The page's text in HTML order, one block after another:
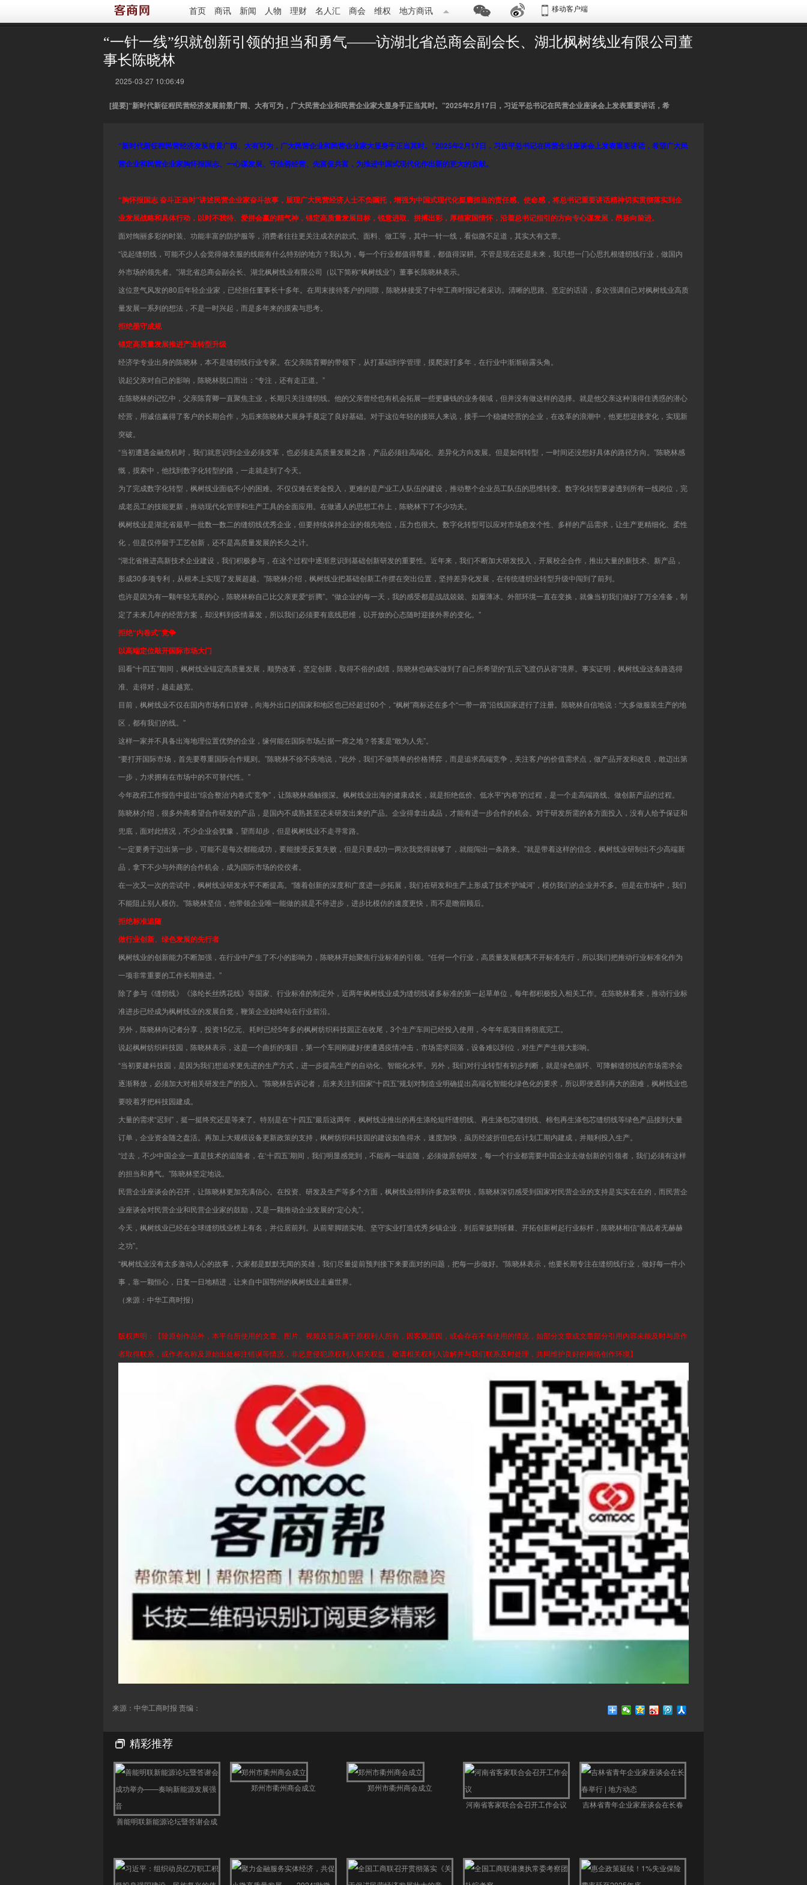
首页 商讯 新闻 人物 理财 名人汇 商会 维权 地方商讯 移动客户端
您当前的位置 ： 图文频道 图说天下
“一针一线”织就创新引领的担当和勇气——访湖北省总商会副会长、湖北枫树线业有限公司董
事长陈晓林
2025-03-27 10:06:49
[提要]“新时代新征程民营经济发展前景广阔、大有可为，广大民营企业和民营企业家大显身手正当其时。”2025年2月17日，习近平总书记在民营企业座谈会上发表重要讲话，希
“新时代新征程民营经济发展前景广阔、大有可为，广大民营企业和民营企业家大显身手正当其时。”2025年2月17日，习近平总书记在民营企业座谈会上发表重要讲话，希望广大民
营企业和民营企业家胸怀报国志、一心谋发展、守法善经营、先富促共富，为推进中国式现代化作出新的更大的贡献。
“胸怀报国志 奋斗正当时”讲述民营企业家奋斗故事，展现广大民营经济人士不负嘱托，增强为中国式现代化挺膺担当的责任感、使命感，将总书记重要讲话精神切实贯彻落实到企
业发展战略和具体行动，以时不我待、爱拼会赢的精气神，锚定高质量发展目标，锐意进取、拼搏出彩，厚植家国情怀，沿着总书记指引的方向专心谋发展，昂扬向前进。
面对绚丽多彩的时装、功能丰富的防护服等，消费者往往更关注成衣的款式、面料、做工等，其中一针一线，看似微不足道，其实大有文章。
“说起缝纫线，可能不少人会觉得做衣服的线能有什么特别的地方？我认为，每一个行业都值得尊重，都值得深耕。不管是现在还是未来，我只想一门心思扎根缝纫线行业，做国内
外市场的领先者。”湖北省总商会副会长、湖北枫树线业有限公司（以下简称“枫树线业”）董事长陈晓林表示。
这位意气风发的80后年轻企业家，已经担任董事长十多年。在周末接待客户的间隙，陈晓林接受了中华工商时报记者采访。清晰的思路、坚定的话语，多次强调自己对枫树线业高质
量发展一系列的想法，不是一时兴起，而是多年来的摸索与思考。
拒绝墨守成规
锚定高质量发展推进产业转型升级
经济学专业出身的陈晓林，本不是缝纫线行业专家。在父亲陈育卿的带领下，从打基础到学管理，摸爬滚打多年，在行业中渐渐崭露头角。
说起父亲对自己的影响，陈晓林脱口而出：“专注，还有走正道。”
在陈晓林的记忆中，父亲陈育卿一直聚焦主业，长期只关注缝纫线。他的父亲曾经也有机会拓展一些更赚钱的业务领域，但并没有做这样的选择。就是他父亲这种顶得住诱惑的潜心
经营，用诚信赢得了客户的长期合作，为后来陈晓林大展身手奠定了良好基础。对于这位年轻的接班人来说，接手一个稳健经营的企业，在改革的浪潮中，他更想迎接变化，实现新
突破。
“当初遭遇金融危机时，我们就意识到企业必须变革，也必须走高质量发展之路，产品必须往高端化、差异化方向发展。但是如何转型，一时间还没想好具体的路径方向。”陈晓林感
慨，摸索中，他找到数字化转型的路，一走就走到了今天。
为了完成数字化转型，枫树线业面临不小的困难。不仅仅难在资金投入，更难的是产业工人队伍的建设，推动整个企业员工队伍的思维转变。数字化转型要渗透到所有一线岗位，完
成老员工的技能更新，推动现代化管理和生产工具的全面应用。在做通人的思想工作上，陈晓林下了不少功夫。
枫树线业是湖北省最早一批数一数二的缝纫线优秀企业，但要持续保持企业的领先地位，压力也很大。数字化转型可以应对市场愈发个性、多样的产品需求，让生产更精细化、柔性
化，但是仅停留于工艺创新，还不是高质量发展的长久之计。
“湖北省推进高新技术企业建设，我们积极参与，在这个过程中逐渐意识到基础创新研发的重要性。近年来，我们不断加大研发投入，开展校企合作，推出大量的新技术、新产品，
形成30多项专利，从根本上实现了发展超越。”陈晓林介绍，枫树线业把基础创新工作摆在突出位置，坚持差异化发展，在传统缝纫业转型升级中闯到了前列。
也许是因为有一颗年轻无畏的心，陈晓林称自己比父亲更爱“折腾”。“做企业的每一天，我的感受都是战战兢兢、如履薄冰。外部环境一直在变换，就像当初我们做好了万全准备，制
定了未来几年的经营方案，却没料到疫情暴发，所以我们必须要有底线思维，以开放的心态随时迎接外界的变化。”
拒绝“内卷式”竞争
以高端定位敲开国际市场大门
回看“十四五”期间，枫树线业锚定高质量发展，顺势改革，坚定创新，取得不俗的成绩，陈晓林也确实做到了自己所希望的“乱云飞渡仍从容”境界。事实证明，枫树线业这条路选得
准、走得对，越走越宽。
目前，枫树线业不仅在国内市场有口皆碑，向海外出口的国家和地区也已经超过60个，“枫树”商标还在多个“一带一路”沿线国家进行了注册。陈晓林自信地说：“大多做服装生产的地
区，都有我们的线。”
这样一家并不具备出海地理位置优势的企业，缘何能在国际市场占据一席之地？答案是“敢为人先”。
“要打开国际市场，首先要尊重国际合作规则。”陈晓林不徐不疾地说，“此外，我们不做简单的价格博弈，而是追求高端竞争，关注客户的价值需求点，做产品开发和改良，敢迈出第
一步，力求拥有在市场中的不可替代性。”
今年政府工作报告中提出“综合整治‘内卷式’竞争”，让陈晓林感触很深。枫树线业出海的健康成长，就是拒绝低价、低水平“内卷”的过程，是一个走高端路线、做创新产品的过程。
陈晓林介绍，很多外商希望合作研发的产品，是国内不成熟甚至还未研发出来的产品。企业得拿出成品，才能有进一步合作的机会。对于研发所需的各方面投入，没有人给予保证和
兜底，面对此情况，不少企业会犹豫，望而却步，但是枫树线业不走寻常路。
“一定要勇于迈出第一步，可能不是每次都能成功，要能接受反复失败，但是只要成功一两次我觉得就够了，就能闯出一条路来。”就是带着这样的信念，枫树线业研制出不少高端新
品，拿下不少与外商的合作机会，成为国际市场的佼佼者。
在一次又一次的尝试中，枫树线业研发水平不断提高。“随着创新的深度和广度进一步拓展，我们在研发和生产上形成了技术‘护城河’，模仿我们的企业并不多。但是在市场中，我们
不能阻止别人模仿。”陈晓林坚信，他带领企业唯一能做的就是不停进步，进步比模仿的速度更快，而不是瞻前顾后。
拒绝标准追随
做行业创新、绿色发展的先行者
枫树线业的创新能力不断加强，在行业中产生了不小的影响力，陈晓林开始聚焦行业标准的引领。“任何一个行业，高质量发展都离不开标准先行，所以我们把推动行业标准化作为
一项非常重要的工作长期推进。”
除了参与《缝纫线》《涤纶长丝绣花线》等国家、行业标准的制定外，近两年枫树线业成为缝纫线诸多标准的第一起草单位，每年都积极投入相关工作。在陈晓林看来，推动行业标
准进步已经成为枫树线业的发展自觉，鞭策企业始终站在行业前沿。
另外，陈晓林向记者分享，投资15亿元、耗时已经5年多的枫树纺织科技园正在收尾，3个生产车间已经投入使用，今年年底项目将彻底完工。
说起枫树纺织科技园，陈晓林表示，这是一个曲折的项目，第一个车间刚建好便遭遇疫情冲击，市场需求回落，设备难以到位，对生产产生很大影响。
“当初要建科技园，是因为我们想追求更先进的生产方式，进一步提高生产的自动化、智能化水平。另外，我们对行业转型有初步判断，就是绿色循环、可降解缝纫线的市场需求会
逐渐释放，必须加大对相关研发生产的投入。”陈晓林告诉记者，后来关注到国家“十四五”规划对制造业明确提出高端化智能化绿色化的要求，所以即便遇到再大的困难，枫树线业也
要咬着牙把科技园建成。
大量的需求“迟到”，挺一挺终究还是等来了。特别是在“十四五”最后这两年，枫树线业推出的再生涤纶短纤缝纫线、再生涤包芯缝纫线、棉包再生涤包芯缝纫线等绿色产品接到大量
订单，企业资金随之盘活。再加上大规模设备更新政策的支持，枫树纺织科技园的建设如鱼得水，速度加快，虽历经波折但也在计划工期内建成，并顺利投入生产。
“过去，不少中国企业一直是技术的追随者，在‘十四五’期间，我们明显感觉到，不能再一味追随，必须做原创研发，每一个行业都需要中国企业去做创新的引领者，我们必须有这样
的担当和勇气。”陈晓林坚定地说。
民营企业座谈会的召开，让陈晓林更加充满信心。在投资、研发及生产等多个方面，枫树线业得到许多政策帮扶，陈晓林深切感受到国家对民营企业的支持是实实在在的，而民营企
业座谈会对民营企业和民营企业家的鼓励，又是一颗推动企业发展的“定心丸”。
今天，枫树线业已经在全球缝纫线业榜上有名，并位居前列。从前辈脚踏实地、坚守实业打造优秀乡镇企业，到后辈披荆斩棘、开拓创新树起行业标杆，陈晓林相信“善战者无赫赫
之功”。
“枫树线业没有太多激动人心的故事，大家都是默默无闻的英雄，我们尽量提前预判接下来要面对的问题，把每一步做好。”陈晓林表示，他要长期专注在缝纫线行业，做好每一件小
事，靠一颗恒心，日复一日地精进，让来自中国鄂州的枫树线业走遍世界。
（来源：中华工商时报）
版权声明：【除原创作品外，本平台所使用的文章、图片、视频及音乐属于原权利人所有，因客观原因，或会存在不当使用的情况，如部分文章或文章部分引用内容未能及时与原作
者取得联系，或作者名称及原始出处标注错误等情况，非恶意侵犯原权利人相关权益，敬请相关权利人谅解并与我们联系及时处理，共同维护良好的网络创作环境】
来源：中华工商时报 责编：
精彩推荐
善能明联新能源论坛暨答谢会成
郑州市衢州商会成立
郑州市衢州商会成立
河南省客家联合会召开工作会议
吉林省青年企业家座谈会在长春